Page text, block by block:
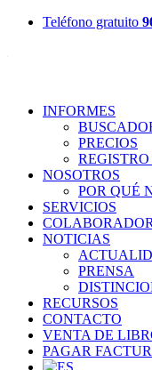
Teléfono gratuito
INFORMES
PRECIOS
NOSOTROS
POR QUÉ
SERVICIOS
NOTICIAS
PRENSA
RECURSOS
CONTACTO
VENTA DE
PAGAR